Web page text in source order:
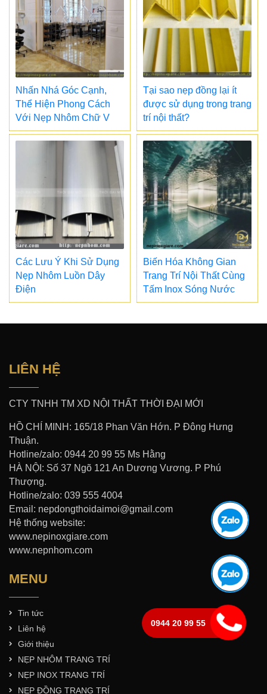
Nhấn Nhá Góc Cạnh,
Thể Hiện Phong Cách
Với Nẹp Nhôm Chữ V
Tại sao nẹp đồng lại ít
được sử dụng trong trang
trí nội thất?
Các Lưu Ý Khi Sử Dụng
Nẹp Nhôm Luồn Dây
Điện
Biến Hóa Không Gian
Trang Trí Nội Thất Cùng
Tấm Inox Sóng Nước
LIÊN HỆ
CTY TNHH TM XD NỘI THẤT THỜI ĐẠI MỚI
HỒ CHÍ MINH: 165/18 Phan Văn Hớn. P Đông Hưng
Thuận.
Hotline/zalo: 0944 20 99 55 Ms Hằng
HÀ NỘI: Số 37 Ngõ 121 An Dương Vương. P Phú
Thượng.
Hotline/zalo: 039 555 4004
Email: nepdongthoidaimoi@gmail.com
Hệ thống website:
www.nepinoxgiare.com
www.nepnhom.com
MENU
Tin tức
Liên hệ
Giới thiệu
NẸP NHÔM TRANG TRÍ
NẸP INOX TRANG TRÍ
NẸP ĐỒNG TRANG TRÍ
0944 20 99 55